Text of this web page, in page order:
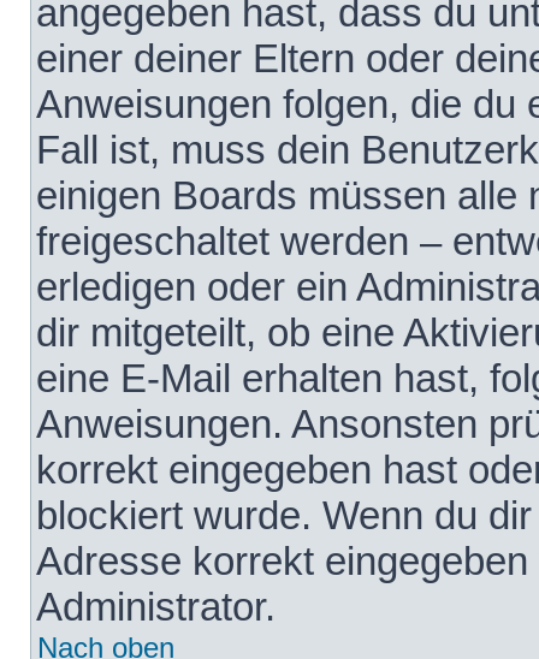
angegeben hast, dass du
einer deiner Eltern oder
Anweisungen folgen, die du
Fall ist, muss dein
einigen Boards müssen alle
freigeschaltet werden –
erledigen oder ein
dir mitgeteilt, ob eine
eine E-Mail erhalten hast,
Anweisungen. Ansonsten
korrekt eingegeben hast
blockiert wurde. Wenn du
Adresse korrekt
Administrator.
Nach oben